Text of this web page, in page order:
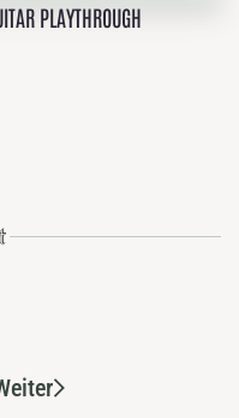
PLAYTHROUGH